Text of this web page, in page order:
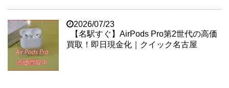
2026/07/23
【名駅すぐ】AirPods Pro第2世代の高価
買取！即日現金化｜クイック名古屋